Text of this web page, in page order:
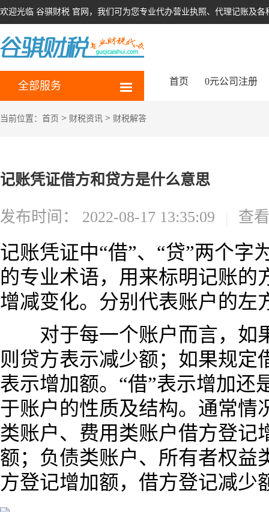
欢迎光临 谷骐财税 官网，我们可为您专业代办营业执照、代理记账及各
全部服务 首页 0元公司注册
当前位置： 首页 > 财税资讯 > 财税解答
记账凭证借方和贷方是什么意思
发布时间： 2022-08-17 13:35:09 查
记账凭证中“借”、“贷”两个字
的专业术语，用来标明记账的
增减变化。分别代表账户的左
对于每一个账户而言，如
则贷方表示减少额；如果规定
表示增加额。“借”表示增加还
于账户的性质及结构。通常情
类账户、费用类账户借方登记
额；负债类账户、所有者权益
方登记增加额，借方登记减少